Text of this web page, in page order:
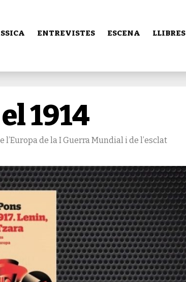
ENTREVISTES ESCENA LLIBRES
1914
l’Europa de la I Guerra Mundial i de l’esclat